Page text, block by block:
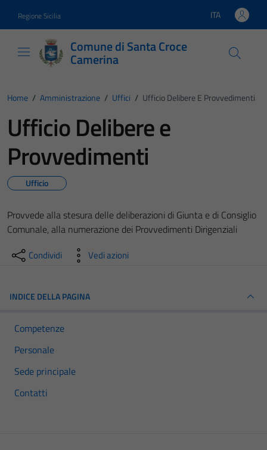
Regione Sicilia Lingua attiva:
ITA
Comune di Santa Croce
Camerina
Home / Amministrazione / Uffici / Ufficio Delibere E Provvedimenti
Ufficio Delibere e
Provvedimenti
Ufficio
Provvede alla stesura delle deliberazioni di Giunta e di Consiglio
Comunale, alla numerazione dei Provvedimenti Dirigenziali
Condividi Vedi azioni
INDICE DELLA PAGINA
Competenze
Personale
Sede principale
Contatti